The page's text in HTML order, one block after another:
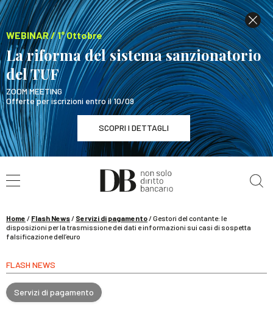
WEBINAR / 1° Ottobre
La riforma del sistema sanzionatorio
del TUF
ZOOM MEETING
Offerte per iscrizioni entro il 10/09
SCOPRI I DETTAGLI
WEBINAR / 1° Ottobre
La riforma del sistema sanzionatorio del TUF
Home / Flash News/ Servizi di pagamento/Gestori del contante: le
disposizioni per la trasmissione dei dati e informazioni sui casi di sospetta
falsificazione dell’euro
FLASH NEWS
Servizi di pagamento